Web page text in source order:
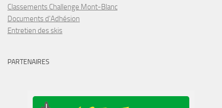
Classements Challenge Mont-Blanc
Documents d'Adhésion
Entretien des skis
PARTENAIRES